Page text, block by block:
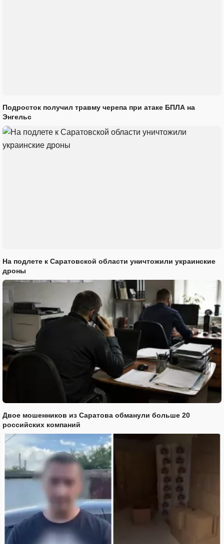
Подросток получил травму черепа при атаке БПЛА на
Энгельс
На подлете к Саратовской области уничтожили украинские
дроны
Двое мошенников из Саратова обманули больше 20
российских компаний